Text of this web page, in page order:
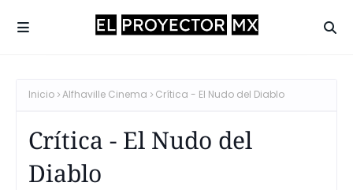
Inicio Alfhaville Cinema Crítica - El Nudo del Diablo
Crítica - El Nudo del
Diablo